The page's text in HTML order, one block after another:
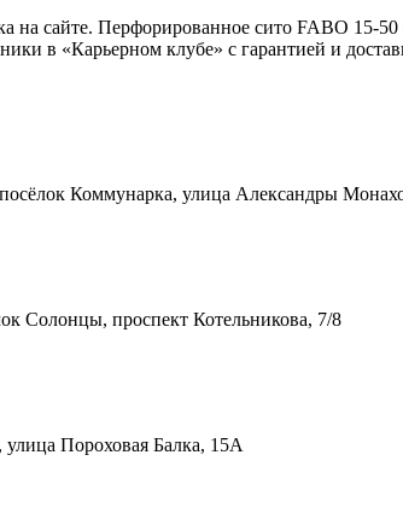
на сайте. Перфорированное сито FABO
в «Карьерном клубе» с гарантией и
Коммунарка, улица Александры
Солонцы, проспект Котельникова, 7/8
Пороховая Балка, 15А